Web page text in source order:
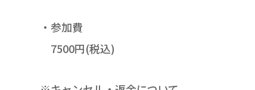
・参加費
7500円(税込)